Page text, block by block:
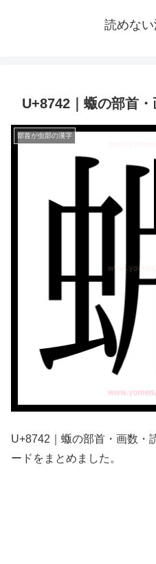
読めな
U+8742｜蝂の部首
部首が虫部の漢字
U+8742｜蝂の部首・画数・
ードをまとめました。